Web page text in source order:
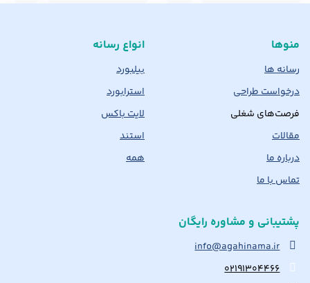
منوها
رسانه ها
درخواست طراحی
فرصت‌های شغلی
مقالات
درباره ما
تماس با ما
انواع رسانه
بیلبورد
استرابورد
لایت باکس
استند
همه
پشتیبانی و مشاوره رایگان
info@agahinama.ir
۰۲۱۹۱۳۰۴۴۶۶